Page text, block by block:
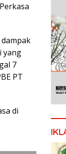
yang
7
PT
di